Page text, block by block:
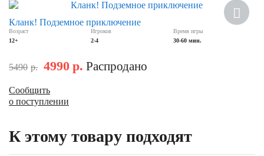
Кланк! Подземное приключение
Возраст
12+
Игроков
2-4
Время игры
30-60 мин.
5490 р. 4990 р. Распродано
Сообщить
о поступлении
К этому товару подходят